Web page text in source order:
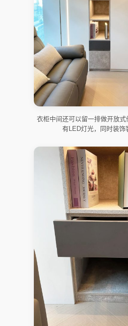
衣柜中间还可以留一排做开放
有LED灯光，同时装饰